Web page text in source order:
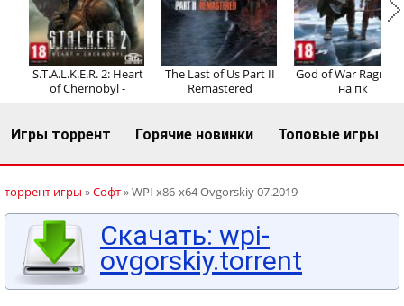
S.T.A.L.K.E.R. 2: Heart
of Chernobyl -
The Last of Us Part II
Remastered
God of War
на пк
Игры торрент Горячие новинки Топовые игры
торрент игры »Софт» WPI x86-x64 Ovgorskiy 07.2019
Скачать: wpi-
ovgorskiy.torrent